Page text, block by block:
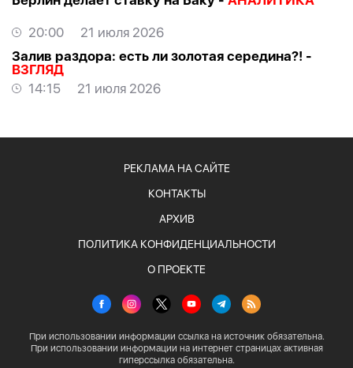
20:00
21 июля 2026
Залив раздора: есть ли золотая середина?! -
ВЗГЛЯД
14:15
21 июля 2026
РЕКЛАМА НА САЙТЕ
КОНТАКТЫ
АРХИВ
ПОЛИТИКА КОНФИДЕНЦИАЛЬНОСТИ
О ПРОЕКТЕ
При использовании информации ссылка на источник обязательна.
При использовании информации на интернет страницах активная
гиперссылка обязательна.